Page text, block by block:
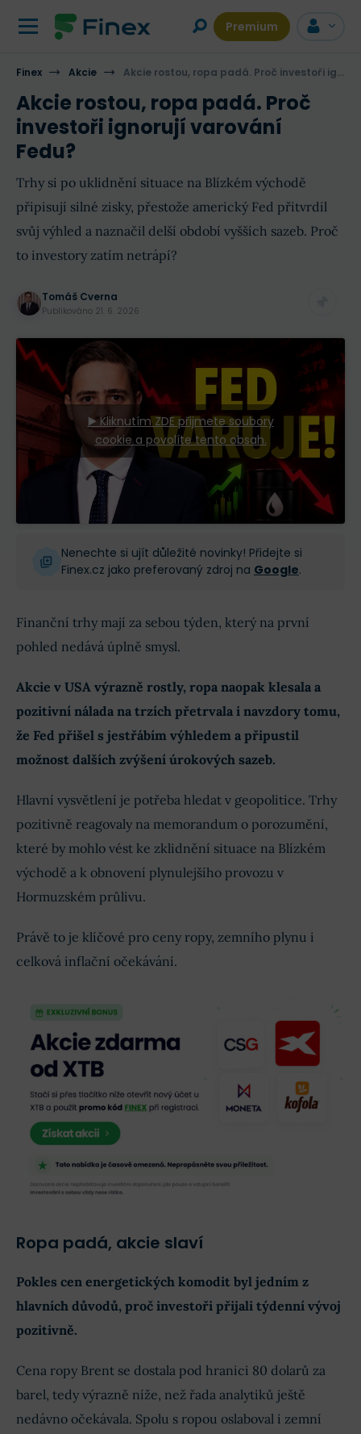
Premium
Finex Akcie Akcie rostou, ropa padá. Proč investoři ignorují varování Fedu?
Akcie rostou, ropa padá. Proč
investoři ignorují varování
Fedu?
Trhy si po uklidnění situace na Blízkém východě
připisují silné zisky, přestože americký Fed přitvrdil
svůj výhled a naznačil delší období vyšších sazeb. Proč
to investory zatím netrápí?
Tomáš Cverna
Publikováno 21. 6. 2026
▶️ Kliknutím ZDE přijmete soubory
cookie a povolíte tento obsah.
Nenechte si ujít důležité novinky! Přidejte si
Finex.cz jako preferovaný zdroj na Google.
Finanční trhy mají za sebou týden, který na první
pohled nedává úplně smysl.
Akcie v USA výrazně rostly, ropa naopak klesala a
pozitivní nálada na trzích přetrvala i navzdory tomu,
že Fed přišel s jestřábím výhledem a připustil
možnost dalších zvýšení úrokových sazeb.
Hlavní vysvětlení je potřeba hledat v geopolitice. Trhy
pozitivně reagovaly na memorandum o porozumění,
které by mohlo vést ke zklidnění situace na Blízkém
východě a k obnovení plynulejšího provozu v
Hormuzském průlivu.
Právě to je klíčové pro ceny ropy, zemního plynu i
celková inflační očekávání.
Ropa padá, akcie slaví
Pokles cen energetických komodit byl jedním z
hlavních důvodů, proč investoři přijali týdenní vývoj
pozitivně.
Cena ropy Brent se dostala pod hranici 80 dolarů za
barel, tedy výrazně níže, než řada analytiků ještě
nedávno očekávala. Spolu s ropou oslaboval i zemní